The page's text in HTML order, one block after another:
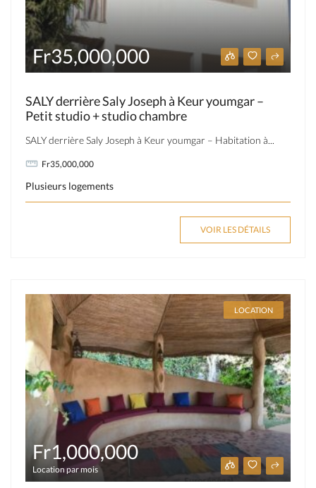
Fr35,000,000
SALY derrière Saly Joseph à Keur youmgar –
Petit studio + studio chambre
SALY derrière Saly Joseph à Keur youmgar – Habitation à...
Fr35,000,000
Plusieurs logements
VOIR LES DÉTAILS
LOCATION
Fr1,000,000
Location par mois